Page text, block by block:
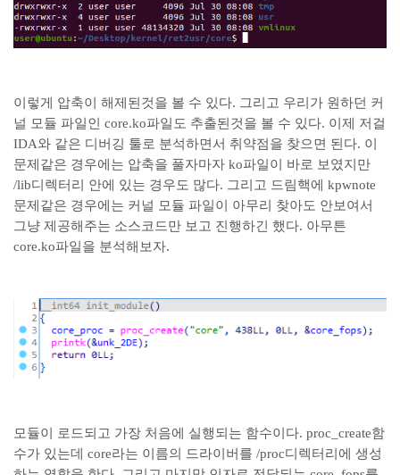
이렇게 압축이 해제된것을 볼 수 있다. 그리고 우리가 원하던 커
널 모듈 파일인 core.ko파일도 추출된것을 볼 수 있다. 이제 저걸
IDA와 같은 디버깅 툴로 분석하면서 취약점을 찾으면 된다. 이
문제같은 경우에는 압축을 풀자마자 ko파일이 바로 보였지만
/lib디렉터리 안에 있는 경우도 많다. 그리고 드림핵에 kpwnote
문제같은 경우에는 커널 모듈 파일이 아무리 찾아도 안보여서
그냥 제공해주는 소스코드만 보고 진행하긴 했다. 아무튼
core.ko파일을 분석해보자.
모듈이 로드되고 가장 처음에 실행되는 함수이다. proc_create함
수가 있는데 core라는 이름의 드라이버를 /proc디렉터리에 생성